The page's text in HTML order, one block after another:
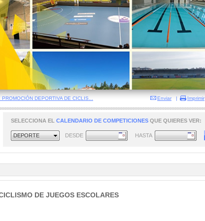
PROMOCIÓN DEPORTIVA DE CICLIS... Enviar | Imprimir
SELECCIONA EL CALENDARIO DE COMPETICIONES QUE QUIERES VER:
DEPORTE DESDE HASTA
DE JUEGOS ESCOLARES